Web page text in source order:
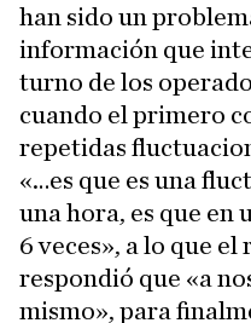
han sido un
información que
turno de los
cuando el primero
repetidas
«…es que es una
una hora, es que en
6 veces», a lo que el
respondió que «a
mismo», para